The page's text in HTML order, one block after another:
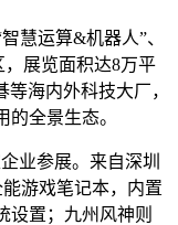
慧运算&机器人”、
，展览面积达8万平
海内外科技大厂，
全景生态。
参展。来自深圳
游戏笔记本，内置
设置；九州风神则